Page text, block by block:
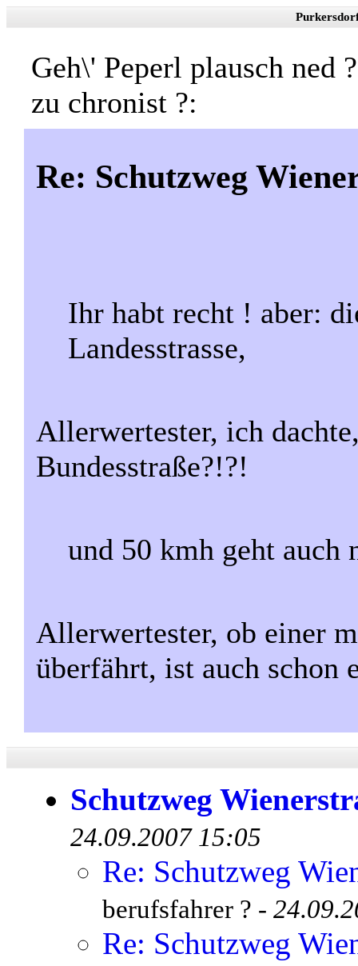
Geh\' Peperl plausch ned
zu chronist ?:
Re: Schutzweg
Ihr habt recht ! aber:
Landesstrasse,
Allerwertester, ich
Bundesstraße?!?!
und 50 kmh geht auch
Allerwertester, ob einer
überfährt, ist auch schon
Schutzweg
24.09.2007 15:05
Re: Schutzweg
berufsfahrer ? -
Re: Schutzweg